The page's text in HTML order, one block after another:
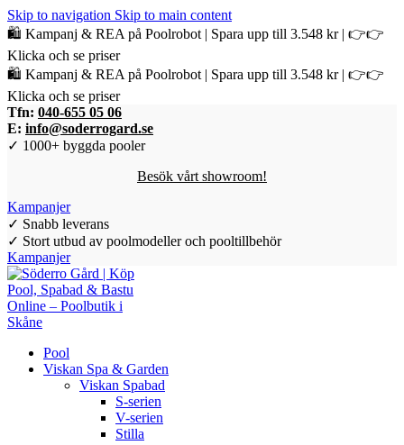
Skip to navigation Skip to main content
🛍️ Kampanj & REA på Poolrobot | Spara upp till 3.548 kr | 👉👉
Klicka och se priser
🛍️ Kampanj & REA på Poolrobot | Spara upp till 3.548 kr | 👉👉
Klicka och se priser
Tfn: 040-655 05 06
E: info@soderrogard.se
✓ 1000+ byggda pooler
Besök vårt showroom!
Kampanjer
✓ Snabb leverans
✓ Stort utbud av poolmodeller och pooltillbehör
Kampanjer
Pool
Viskan Spa & Garden
Viskan Spabad
S-serien
V-serien
Stilla